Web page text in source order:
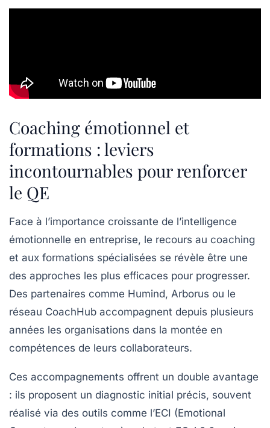
Coaching émotionnel et
formations : leviers
incontournables pour renforcer
le QE
Face à l’importance croissante de l’intelligence
émotionnelle en entreprise, le recours au coaching
et aux formations spécialisées se révèle être une
des approches les plus efficaces pour progresser.
Des partenaires comme Humind, Arborus ou le
réseau CoachHub accompagnent depuis plusieurs
années les organisations dans la montée en
compétences de leurs collaborateurs.
Ces accompagnements offrent un double avantage
: ils proposent un diagnostic initial précis, souvent
réalisé via des outils comme l’ECI (Emotional